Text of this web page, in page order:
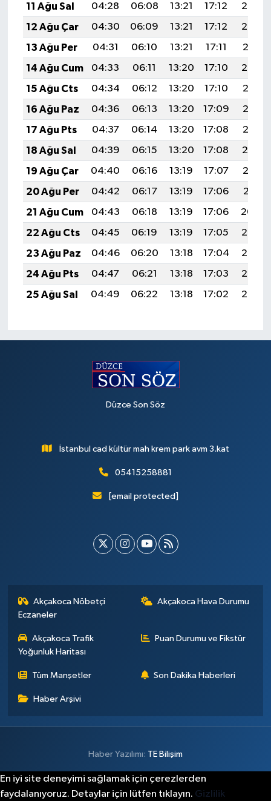
11 Ağu Sal
04:28 06:08 13:21 17:12
20:24
12 Ağu Çar
04:30 06:09 13:21 17:12
20:22
13 Ağu Per
04:31 06:10 13:21 17:11
20:21
14 Ağu Cum
04:33 06:11 13:20 17:10
20:20
15 Ağu Cts
04:34 06:12 13:20 17:10
20:18
16 Ağu Paz
04:36 06:13 13:20 17:09
20:17
17 Ağu Pts
04:37 06:14 13:20 17:08
20:15
18 Ağu Sal
04:39 06:15 13:20 17:08
20:14
19 Ağu Çar
04:40 06:16 13:19 17:07
20:12
20 Ağu Per
04:42 06:17 13:19 17:06
20:11
21 Ağu Cum
04:43 06:18 13:19 17:06
20:09
22 Ağu Cts
04:45 06:19 13:19 17:05
20:08
23 Ağu Paz
04:46 06:20 13:18 17:04
20:06
24 Ağu Pts
04:47 06:21 13:18 17:03
20:05
25 Ağu Sal
04:49 06:22 13:18 17:02 20:03
Düzce Son Söz
İstanbul cad kültür mah krem park avm 3.kat
05415258881
[email protected]
Akçakoca Nöbetçi
Eczaneler
Akçakoca Hava Durumu
Akçakoca Trafik
Yoğunluk Haritası
Puan Durumu ve Fikstür
Tüm Manşetler Son Dakika Haberleri
Haber Arşivi
Haber Yazılımı: TE Bilişim
En iyi site deneyimi sağlamak için çerezlerden
faydalanıyoruz. Detaylar için lütfen tıklayın. Gizlilik